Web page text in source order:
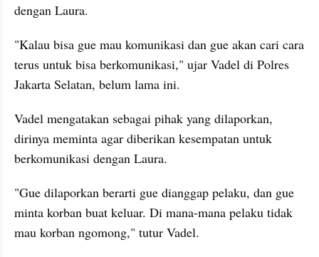
dengan Laura.
"Kalau bisa gue mau komunikasi dan gue akan cari cara
terus untuk bisa berkomunikasi," ujar Vadel di Polres
Jakarta Selatan, belum lama ini.
Vadel mengatakan sebagai pihak yang dilaporkan,
dirinya meminta agar diberikan kesempatan untuk
berkomunikasi dengan Laura.
"Gue dilaporkan berarti gue dianggap pelaku, dan gue
minta korban buat keluar. Di mana-mana pelaku tidak
mau korban ngomong," tutur Vadel.